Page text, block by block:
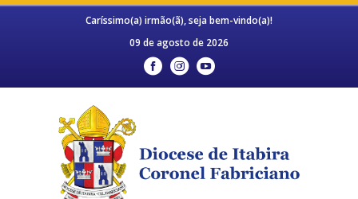
Caríssimo(a) irmão(ã), seja bem-vindo(a)!
09 de agosto de 2026